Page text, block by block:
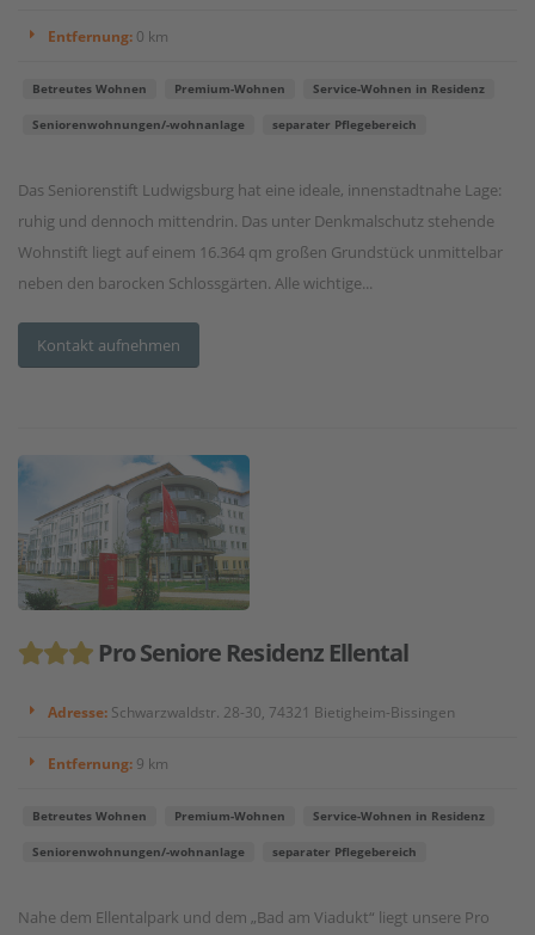
Entfernung: 0 km
Betreutes Wohnen Premium-Wohnen Service-Wohnen in Residenz
Seniorenwohnungen/-wohnanlage separater Pflegebereich
Das Seniorenstift Ludwigsburg hat eine ideale, innenstadtnahe Lage:
ruhig und dennoch mittendrin. Das unter Denkmalschutz stehende
Wohnstift liegt auf einem 16.364 qm großen Grundstück unmittelbar
neben den barocken Schlossgärten. Alle wichtige...
Kontakt aufnehmen
Pro Seniore Residenz Ellental
Adresse: Schwarzwaldstr. 28-30, 74321 Bietigheim-Bissingen
Entfernung: 9 km
Betreutes Wohnen Premium-Wohnen Service-Wohnen in Residenz
Seniorenwohnungen/-wohnanlage separater Pflegebereich
Nahe dem Ellentalpark und dem „Bad am Viadukt“ liegt unsere Pro